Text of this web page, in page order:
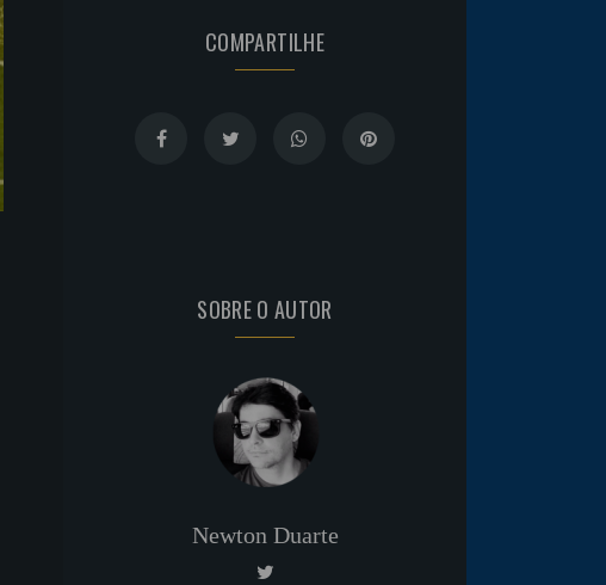
COMPARTILHE
SOBRE O AUTOR
Newton Duarte